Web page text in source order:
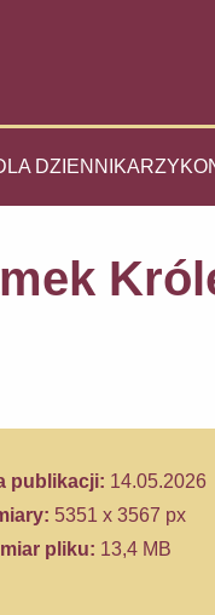
DZIENNIKARZY
publikacji: 14.05.2026
5351 x 3567 px
pliku: 13,4 MB